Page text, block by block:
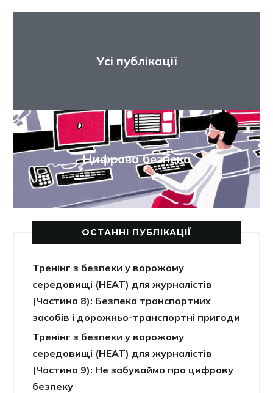
Усі публікації
Цифрова безпека
ОСТАННІ ПУБЛІКАЦІЇ
Тренінг з безпеки у ворожому
середовищі (HEAT) для журналістів
(Частина 8): Безпека транспортних
засобів і дорожньо-транспортні пригоди
Тренінг з безпеки у ворожому
середовищі (HEAT) для журналістів
(Частина 9): Не забуваймо про цифрову
безпеку